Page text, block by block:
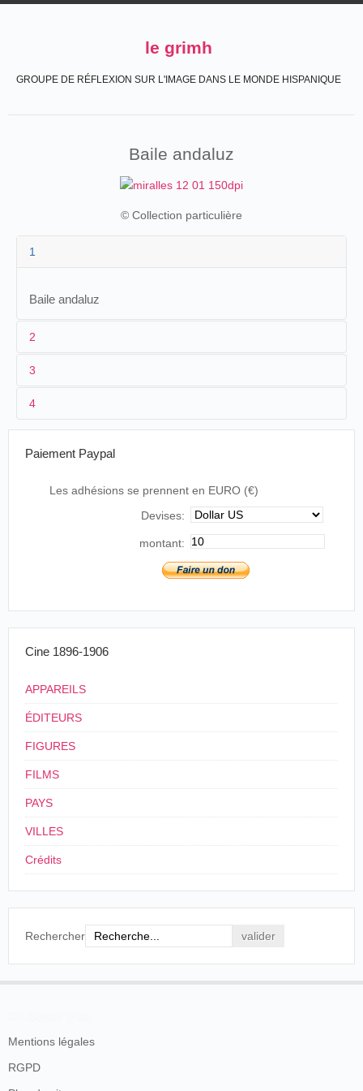
le grimh
GROUPE DE RÉFLEXION SUR L'IMAGE DANS LE MONDE HISPANIQUE
Baile andaluz
© Collection particulière
1
Baile andaluz
2
1
2
3
1898
4
Espagne
3
4
Paiement Paypal
Les adhésions se prennent en EURO (€)
Devises:
montant:
Cine 1896-1906
APPAREILS
ÉDITEURS
FIGURES
FILMS
PAYS
VILLES
Crédits
Rechercher
Mentions légales
RGPD